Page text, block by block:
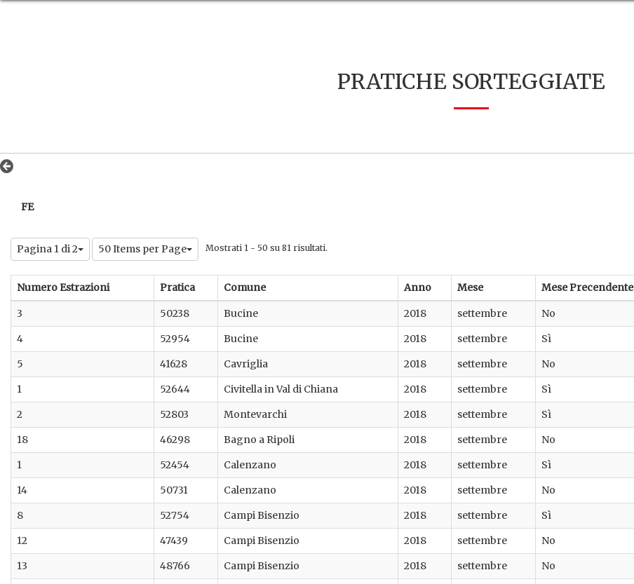
PRATICHE SORTEGGIATE
FE
Pagina 1 di 2 50 Items per Page Mostrati 1 - 50 su 81 risultati.
Numero Estrazioni Pratica Comune Anno Mese Mese Precendente
3 50238 Bucine 2018 settembre No
4
52954 Bucine 2018 settembre Sì
5
41628 Cavriglia 2018 settembre No
1
52644 Civitella in Val di Chiana 2018 settembre Sì
2
52803 Montevarchi 2018 settembre Sì
18
46298 Bagno a Ripoli 2018 settembre No
1
52454 Calenzano 2018 settembre Sì
14
50731 Calenzano 2018 settembre No
8
52754 Campi Bisenzio 2018 settembre Sì
12
47439 Campi Bisenzio 2018 settembre No
13
48766 Campi Bisenzio 2018 settembre No